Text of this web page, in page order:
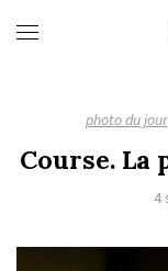
photo du jour
Course.
4